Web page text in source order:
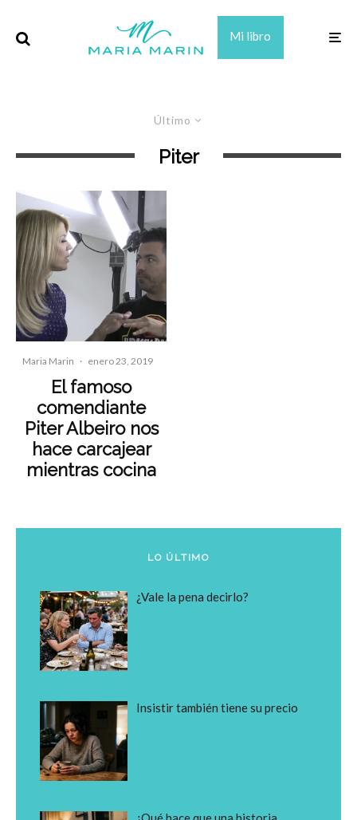
Mi libro
Último
Piter
Maria Marin · enero 23, 2019
El famoso
comendiante
Piter Albeiro nos
hace carcajear
mientras cocina
LO ÚLTIMO
¿Vale la pena decirlo?
Insistir también tiene su precio